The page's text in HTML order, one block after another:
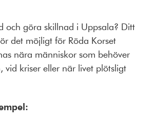
och göra skillnad i Uppsala? Ditt
det möjligt för Röda Korset
nära människor som behöver
vid kriser eller när livet plötsligt